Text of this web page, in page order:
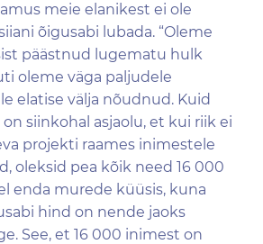
meie elanikest ei ole
õigusabi lubada. “Oleme
päästnud lugematu hulk
oleme väga paljudele
elatise välja nõudnud. Kuid
siinkohal asjaolu, et kui riik ei
projekti raames inimestele
oleksid pea kõik need 16 000
enda murede küüsis, kuna
hind on nende jaoks
See, et 16 000 inimest on